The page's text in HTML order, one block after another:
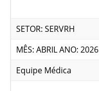
SETOR: SERVRH
MÊS: ABRIL ANO: 2026
Equipe Médica